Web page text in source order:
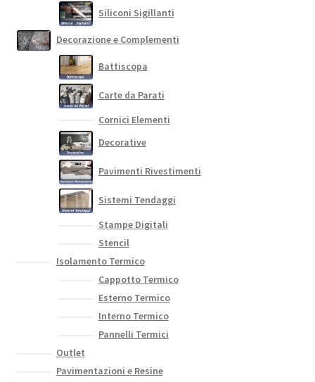
Siliconi Sigillanti
Decorazione e Complementi
Battiscopa
Carte da Parati
Cornici Elementi
Decorative
Pavimenti Rivestimenti
Sistemi Tendaggi
Stampe Digitali
Stencil
Isolamento Termico
Cappotto Termico
Esterno Termico
Interno Termico
Pannelli Termici
Outlet
Pavimentazioni e Resine